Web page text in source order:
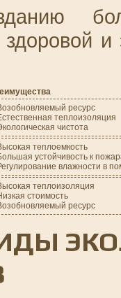
ресурс
теплоизоляция
чистота
теплоемкость
устойчивость к
влажности в
теплоизоляция
стоимость
ресурс